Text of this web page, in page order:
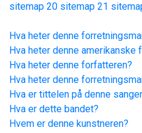
sitemap 20 sitemap 21
Hva heter denne
Hva heter denne amerikanske
Hva heter denne forfatteren?
Hva heter denne
Hva er tittelen på denne
Hva er dette bandet?
Hvem er denne kunstneren?